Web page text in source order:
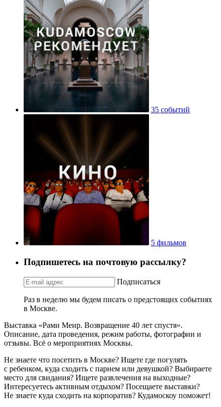
35 событий
5 фильмов
Подпишетесь на почтовую рассылку?
Подписаться
Раз в неделю мы будем писать о предстоящих событиях
в Москве.
Выставка «Рами Меир. Возвращение 40 лет спустя».
Описание, дата проведения, режим работы, фотографии и
отзывы. Всё о мероприятиях Москвы.
Не знаете что посетить в Москве? Ищете где погулять
с ребенком, куда сходить с парнем или девушкой? Выбираете
место для свидания? Ищете развлечения на выходные?
Интересуетесь активным отдыхом? Посещаете выставки?
Не знаете куда сходить на корпоратив? Кудамоскоу поможет!